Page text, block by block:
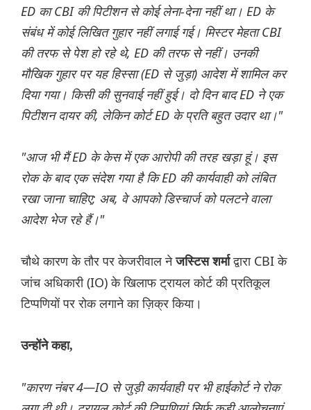
ED का CBI की पिटीशन से कोई लेना-देना नहीं था। ED के
संबंध में कोई लिखित गुहार नहीं लगाई गई। मिस्टर मेहता CBI
की तरफ से पेश हो रहे थे, ED की तरफ से नहीं। उनकी
मौखिक गुहार पर यह हिस्सा (ED से जुड़ा) आदेश में शामिल कर
दिया गया। किसी की सुनवाई नहीं हुई। दो दिन बाद ED ने एक
पिटीशन दायर की, लेकिन कोर्ट ED के प्रति बहुत उदार था।"
"आज भी मैं ED के केस में एक आरोपी की तरह खड़ा हूं। इस
रोक के बाद एक संदेश गया है कि ED की कार्यवाही को लंबित
रखा जाना चाहिए; अब, वे आपको डिस्चार्ज को पलटने वाला
आदेश भेज रहे हैं।"
चौथे कारण के तौर पर केजरीवाल नेजस्टिस शर्माद्वारा CBI के
जांच अधिकारी (IO) के खिलाफ ट्रायल कोर्ट की प्रतिकूल
टिप्पणियों पर रोक लगाने का ज़िक्र किया।
उन्होंने कहा,
"कारण नंबर 4—IO से जुड़ी कार्यवाही पर भी हाईकोर्ट ने रोक